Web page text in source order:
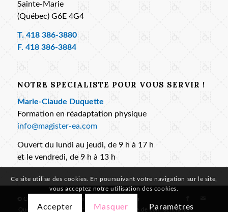
Sainte-Marie
(Québec) G6E 4G4
T. 418 386-3880
F. 418 386-3884
NOTRE SPÉCIALISTE POUR VOUS SERVIR !
Marie-Claude Duquette
Formation en réadaptation physique
info@magister-ea.com
Ouvert du lundi au jeudi, de 9 h à 17 h
et le vendredi, de 9 h à 13 h
© Copyright -
Les Équipements Adaptés Magister
Questions
Services conseils
Politique de confidentialité
Ce site utilise des cookies. En poursuivant votre navigation sur le site,
vous acceptez notre utilisation des cookies.
Accepter Masquer Paramètres